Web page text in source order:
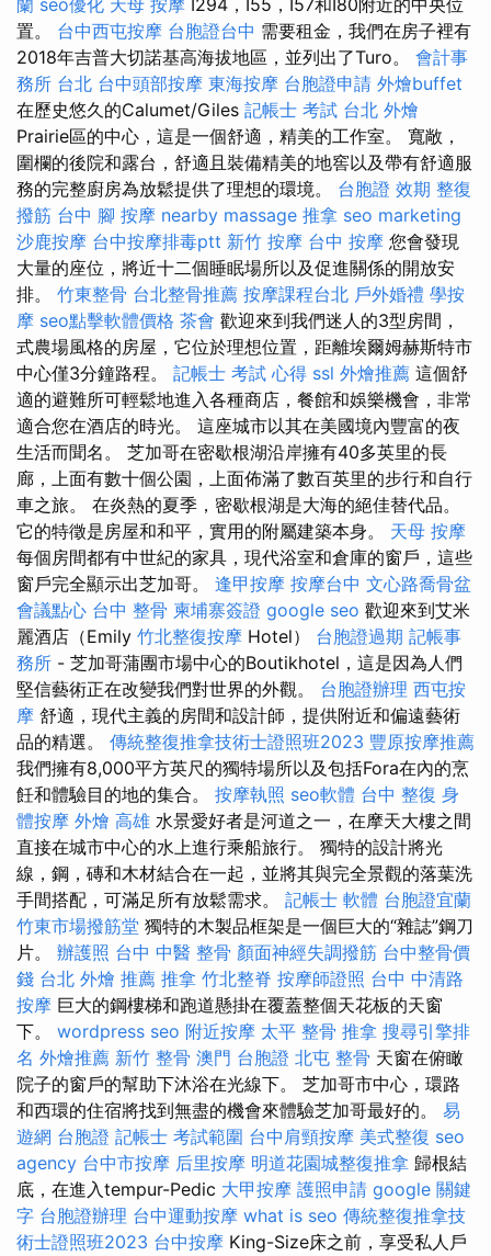
蘭 seo優化 天母 按摩 I294，I55，I57和I80附近的中央位
置。 台中西屯按摩 台胞證台中 需要租金，我們在房子裡有
2018年吉普大切諾基高海拔地區，並列出了Turo。 會計事
務所 台北 台中頭部按摩 東海按摩 台胞證申請 外燴buffet
在歷史悠久的Calumet/Giles 記帳士 考試 台北 外燴
Prairie區的中心，這是一個舒適，精美的工作室。 寬敞，
圍欄的後院和露台，舒適且裝備精美的地窖以及帶有舒適服
務的完整廚房為放鬆提供了理想的環境。 台胞證 效期 整復
撥筋 台中 腳 按摩 nearby massage 推拿 seo marketing
沙鹿按摩 台中按摩排毒ptt 新竹 按摩 台中 按摩 您會發現
大量的座位，將近十二個睡眠場所以及促進關係的開放安
排。 竹東整骨 台北整骨推薦 按摩課程台北 戶外婚禮 學按
摩 seo點擊軟體價格 茶會 歡迎來到我們迷人的3型房間，
式農場風格的房屋，它位於理想位置，距離埃爾姆赫斯特市
中心僅3分鐘路程。 記帳士 考試 心得 ssl 外燴推薦 這個舒
適的避難所可輕鬆地進入各種商店，餐館和娛樂機會，非常
適合您在酒店的時光。 這座城市以其在美國境內豐富的夜
生活而聞名。 芝加哥在密歇根湖沿岸擁有40多英里的長
廊，上面有數十個公園，上面佈滿了數百英里的步行和自行
車之旅。 在炎熱的夏季，密歇根湖是大海的絕佳替代品。
它的特徵是房屋和和平，實用的附屬建築本身。 天母 按摩
每個房間都有中世紀的家具，現代浴室和倉庫的窗戶，這些
窗戶完全顯示出芝加哥。 逢甲按摩 按摩台中 文心路喬骨盆
會議點心 台中 整骨 柬埔寨簽證 google seo 歡迎來到艾米
麗酒店（Emily 竹北整復按摩 Hotel） 台胞證過期 記帳事
務所 - 芝加哥蒲團市場中心的Boutikhotel，這是因為人們
堅信藝術正在改變我們對世界的外觀。 台胞證辦理 西屯按
摩 舒適，現代主義的房間和設計師，提供附近和偏遠藝術
品的精選。 傳統整復推拿技術士證照班2023 豐原按摩推薦
我們擁有8,000平方英尺的獨特場所以及包括Fora在內的烹
飪和體驗目的地的集合。 按摩執照 seo軟體 台中 整復 身
體按摩 外燴 高雄 水景愛好者是河道之一，在摩天大樓之間
直接在城市中心的水上進行乘船旅行。 獨特的設計將光
線，鋼，磚和木材結合在一起，並將其與完全景觀的落葉洗
手間搭配，可滿足所有放鬆需求。 記帳士 軟體 台胞證宜蘭
竹東市場撥筋堂 獨特的木製品框架是一個巨大的“雜誌”鋼刀
片。 辦護照 台中 中醫 整骨 顏面神經失調撥筋 台中整骨價
錢 台北 外燴 推薦 推拿 竹北整脊 按摩師證照 台中 中清路
按摩 巨大的鋼樓梯和跑道懸掛在覆蓋整個天花板的天窗
下。 wordpress seo 附近按摩 太平 整骨 推拿 搜尋引擎排
名 外燴推薦 新竹 整骨 澳門 台胞證 北屯 整骨 天窗在俯瞰
院子的窗戶的幫助下沐浴在光線下。 芝加哥市中心，環路
和西環的住宿將找到無盡的機會來體驗芝加哥最好的。 易
遊網 台胞證 記帳士 考試範圍 台中肩頸按摩 美式整復 seo
agency 台中市按摩 后里按摩 明道花園城整復推拿 歸根結
底，在進入tempur-Pedic 大甲按摩 護照申請 google 關鍵
字 台胞證辦理 台中運動按摩 what is seo 傳統整復推拿技
術士證照班2023 台中按摩 King-Size床之前，享受私人戶